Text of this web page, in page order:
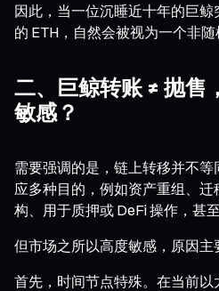
因此，当一位沉睡近十年的巨鲸
的 ETH，自然会被视为一个非随
二、巨鲸转账 ≠ 抛售
敏感？
需要强调的是，链上转移并不
应多种目的，例如资产重组、
构、用于质押或 DeFi 操作，甚
但市场之所以高度敏感，原因主
首先，时间节点特殊。在当前